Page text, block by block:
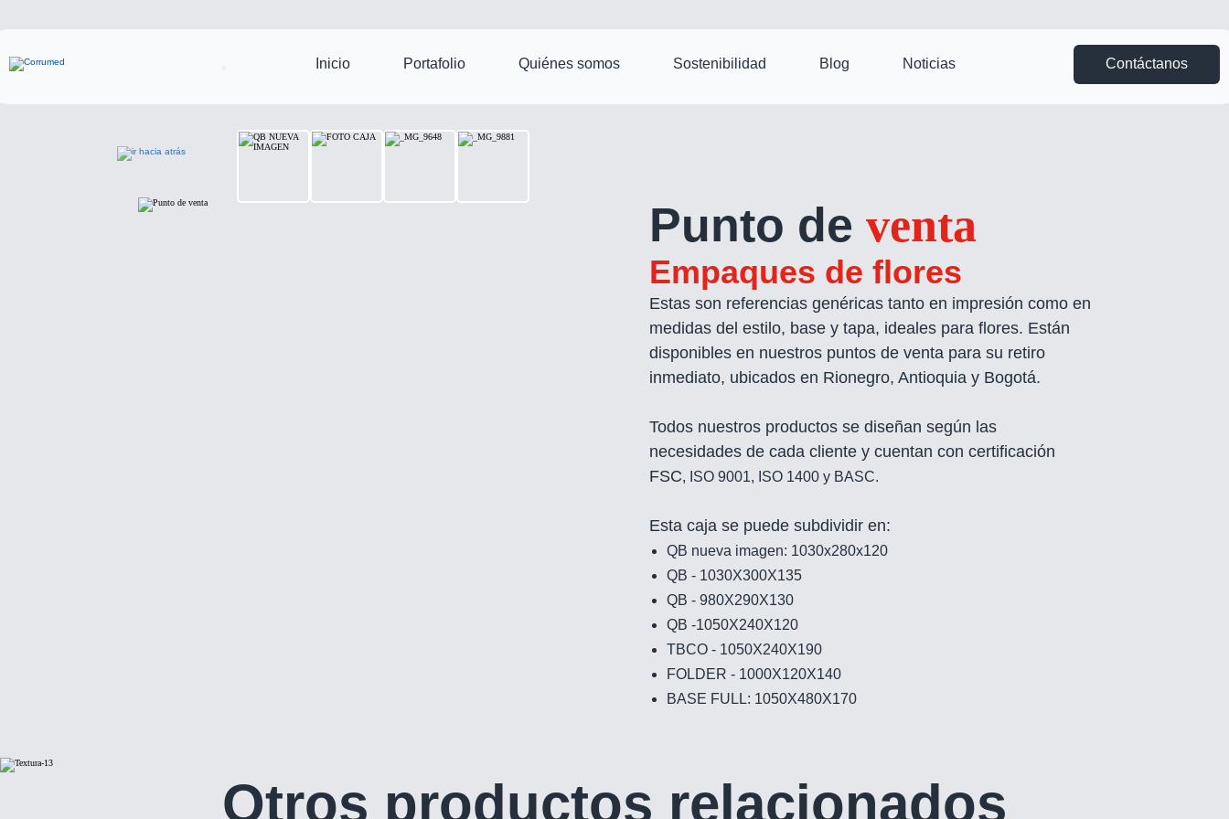
Inicio Portafolio Quiénes somos Sostenibilidad Blog Noticias Contáctanos
Punto de venta
Empaques de flores
Estas son referencias genéricas tanto en impresión como en
medidas del estilo, base y tapa, ideales para flores. Están
disponibles en nuestros puntos de venta para su retiro
inmediato, ubicados en Rionegro, Antioquia y Bogotá.
Todos nuestros productos se diseñan según las
necesidades de cada cliente y cuentan con certificación
FSC, ISO 9001, ISO 1400 y BASC.
Esta caja se puede subdividir en:
QB nueva imagen: 1030x280x120
QB - 1030X300X135
QB - 980X290X130
QB -1050X240X120
TBCO - 1050X240X190
FOLDER - 1000X120X140
BASE FULL: 1050X480X170
Otros productos relacionados